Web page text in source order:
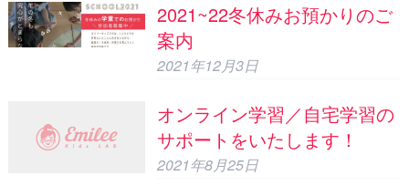
2021~22冬休みお預かりのご
案内
2021年12月3日
オンライン学習／自宅学習の
サポートをいたします！
2021年8月25日